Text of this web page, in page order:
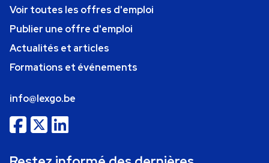
Voir toutes les offres d'emploi
Publier une offre d'emploi
Actualités et articles
Formations et événements
info@lexgo.be